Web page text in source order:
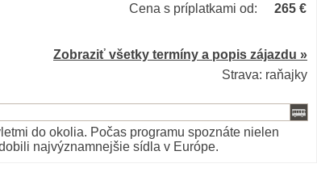
Cena s príplatkami od:
265 €
Zobraziť všetky termíny a popis zájazdu »
Strava: raňajky
do okolia. Počas programu spoznáte nielen
najvýznamnejšie sídla v Európe.